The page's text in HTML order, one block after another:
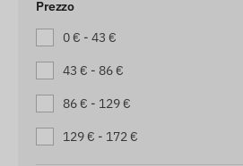
CAMION
TRACKER BAMBINI
Prezzo
0 € - 43 €
43 € - 86 €
86 € - 129 €
129 € - 172 €